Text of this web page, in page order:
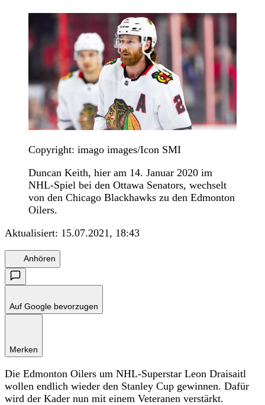
Copyright: imago images/Icon SMI
Duncan Keith, hier am 14. Januar 2020 im
NHL-Spiel bei den Ottawa Senators, wechselt
von den Chicago Blackhawks zu den Edmonton
Oilers.
Aktualisiert: 15.07.2021, 18:43
Anhören
Auf Google bevorzugen
Merken
Die Edmonton Oilers um NHL-Superstar Leon Draisaitl
wollen endlich wieder den Stanley Cup gewinnen. Dafür
wird der Kader nun mit einem Veteranen verstärkt.